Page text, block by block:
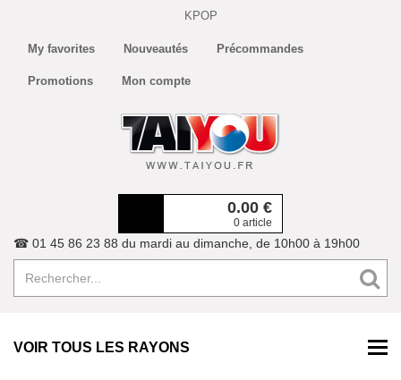
KPOP
My favorites Nouveautés Précommandes
Promotions Mon compte
0.00 €
0 article
☎ 01 45 86 23 88 du mardi au dimanche, de 10h00 à 19h00
VOIR TOUS LES RAYONS